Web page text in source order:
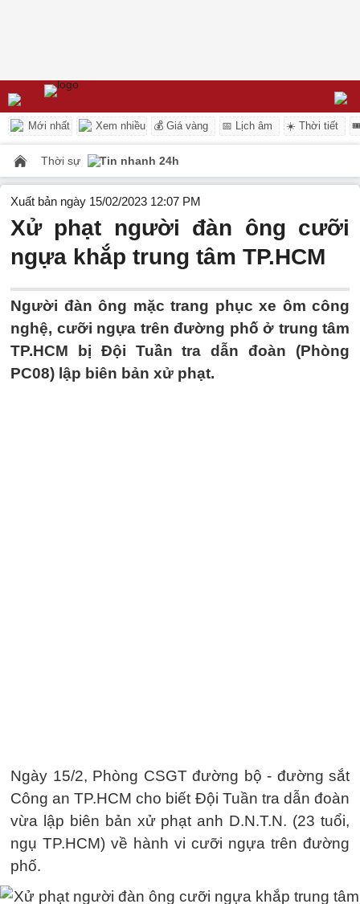
Mới nhất Xem nhiều 💰 Giá vàng 📅 Lịch âm ☀️ Thời tiết
Thời sự Tin nhanh 24h
Xuất bản ngày 15/02/2023 12:07 PM
Xử phạt người đàn ông cưỡi
ngựa khắp trung tâm TP.HCM
Người đàn ông mặc trang phục xe ôm công
nghệ, cưỡi ngựa trên đường phố ở trung tâm
TP.HCM bị Đội Tuần tra dẫn đoàn (Phòng
PC08) lập biên bản xử phạt.
Ngày 15/2, Phòng CSGT đường bộ - đường sắt
Công an TP.HCM cho biết Đội Tuần tra dẫn đoàn
vừa lập biên bản xử phạt anh D.N.T.N. (23 tuổi,
ngụ TP.HCM) về hành vi cưỡi ngựa trên đường
phố.